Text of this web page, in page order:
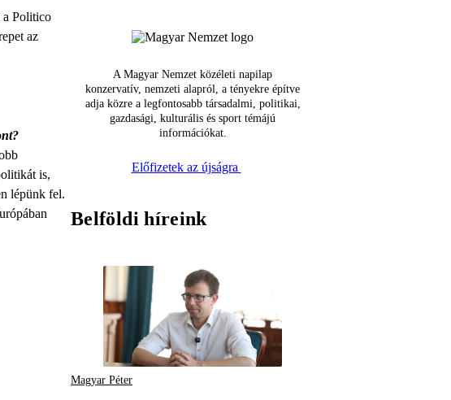
a Politico
az
is,
lépünk fel.
A Magyar Nemzet közéleti napilap
konzervatív, nemzeti alapról, a tényekre építve
adja közre a legfontosabb társadalmi, politikai,
gazdasági, kulturális és sport témájú
információkat.
Előfizetek az újságra
Belföldi híreink
Magyar Péter